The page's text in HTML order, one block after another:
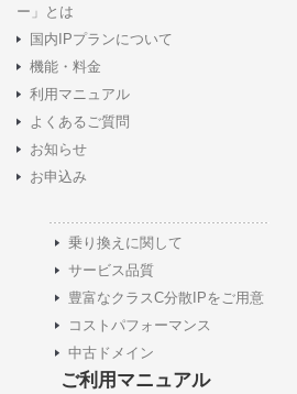
ー」とは
国内IPプランについて
機能・料金
利用マニュアル
よくあるご質問
お知らせ
お申込み
乗り換えに関して
サービス品質
豊富なクラスC分散IPをご用意
コストパフォーマンス
中古ドメイン
ご利用マニュアル